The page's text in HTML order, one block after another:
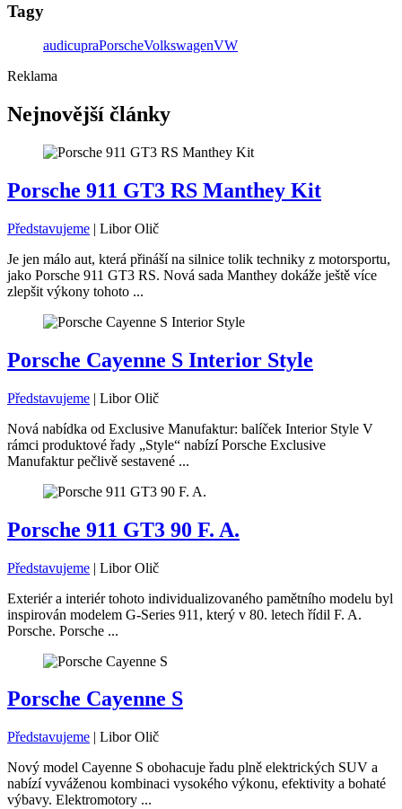
Tagy
audicupraPorscheVolkswagenVW
Reklama
Nejnovější články
Porsche 911 GT3 RS Manthey Kit
Představujeme | Libor Olič
Je jen málo aut, která přináší na silnice tolik techniky z motorsportu,
jako Porsche 911 GT3 RS. Nová sada Manthey dokáže ještě více
zlepšit výkony tohoto ...
Porsche Cayenne S Interior Style
Představujeme | Libor Olič
Nová nabídka od Exclusive Manufaktur: balíček Interior Style V
rámci produktové řady „Style“ nabízí Porsche Exclusive
Manufaktur pečlivě sestavené ...
Porsche 911 GT3 90 F. A.
Představujeme | Libor Olič
Exteriér a interiér tohoto individualizovaného pamětního modelu byl
inspirován modelem G-Series 911, který v 80. letech řídil F. A.
Porsche. Porsche ...
Porsche Cayenne S
Představujeme | Libor Olič
Nový model Cayenne S obohacuje řadu plně elektrických SUV a
nabízí vyváženou kombinaci vysokého výkonu, efektivity a bohaté
výbavy. Elektromotory ...